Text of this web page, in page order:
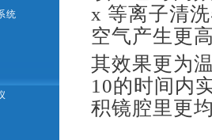
统
x 等离子清
空气产生更
其效果更为
10的时间内
积镜腔里更